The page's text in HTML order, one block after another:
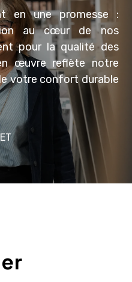
en une promesse :
au cœur de nos
pour la qualité des
œuvre reflète notre
votre confort durable